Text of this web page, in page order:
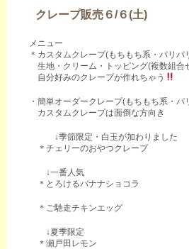
クレープ販売６/６(土)
メニュー
＊カスタムクレープ(もちもち系・パリパ
生地・クリーム・トッピング(複数組
自分好みのクレープが作れちゃう
・簡単オーダークレープ(もちもち系・パ
カスタムクレープは面倒な方向き
↓季節限定・白玉が加わりました
＊チェリーのおやつクレープ
↓一番人気
＊とろけるバナナショコラ
＊ご馳走チキンエッグ
↓夏季限定
＊瀬戸田レモン